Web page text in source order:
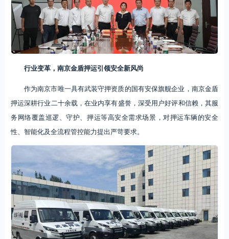
行业变革，南京金盾押运引领安全新风尚
作为南京市唯一具有武装守押资质的国有安保旗舰企业，南京金盾
押运深耕行业二十余载，在业内享有盛誉，深受用户好评和信赖，其服
务网络覆盖巡逻、守护、押运等高安全需求场景，对押运车辆的安全
性、智能化及全流程管控能力提出严苛要求。